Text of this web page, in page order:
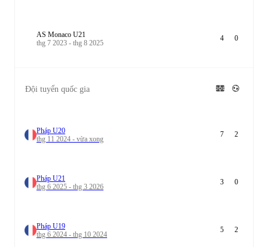
AS Monaco U21
thg 7 2023 - thg 8 2025
4 0
Đội tuyển quốc gia
Pháp U20
thg 11 2024 - vừa xong
7 2
Pháp U21
thg 6 2025 - thg 3 2026
3 0
Pháp U19
thg 6 2024 - thg 10 2024
5 2